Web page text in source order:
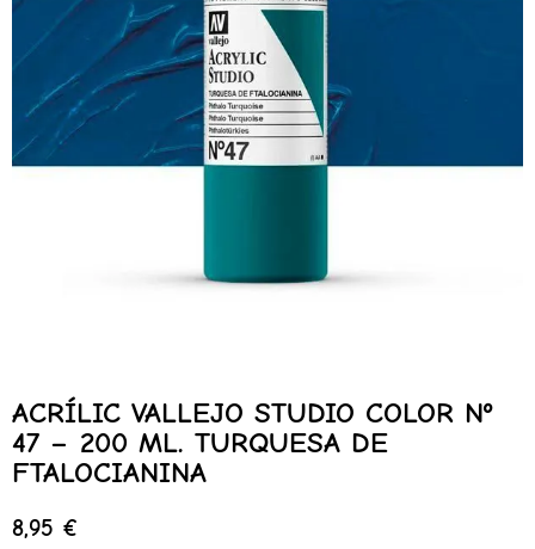
ACRÍLIC VALLEJO STUDIO COLOR Nº
47 – 200 ML. TURQUESA DE
FTALOCIANINA
8,95 €